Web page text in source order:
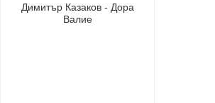
Димитър Казаков - Дора
Валие